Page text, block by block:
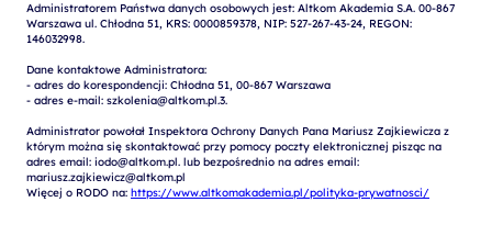
Administratorem Państwa danych osobowych jest: Altkom Akademia S.A. 00-867
Warszawa ul. Chłodna 51, KRS: 0000859378, NIP: 527-267-43-24, REGON:
146032998.
Dane kontaktowe Administratora:
- adres do korespondencji: Chłodna 51, 00-867 Warszawa
- adres e-mail: szkolenia@altkom.pl.3.
Administrator powołał Inspektora Ochrony Danych Pana Mariusz Zajkiewicza z
którym można się skontaktować przy pomocy poczty elektronicznej pisząc na
adres email: iodo@altkom.pl. lub bezpośrednio na adres email:
mariusz.zajkiewicz@altkom.pl
Więcej o RODO na: https://www.altkomakademia.pl/polityka-prywatnosci/